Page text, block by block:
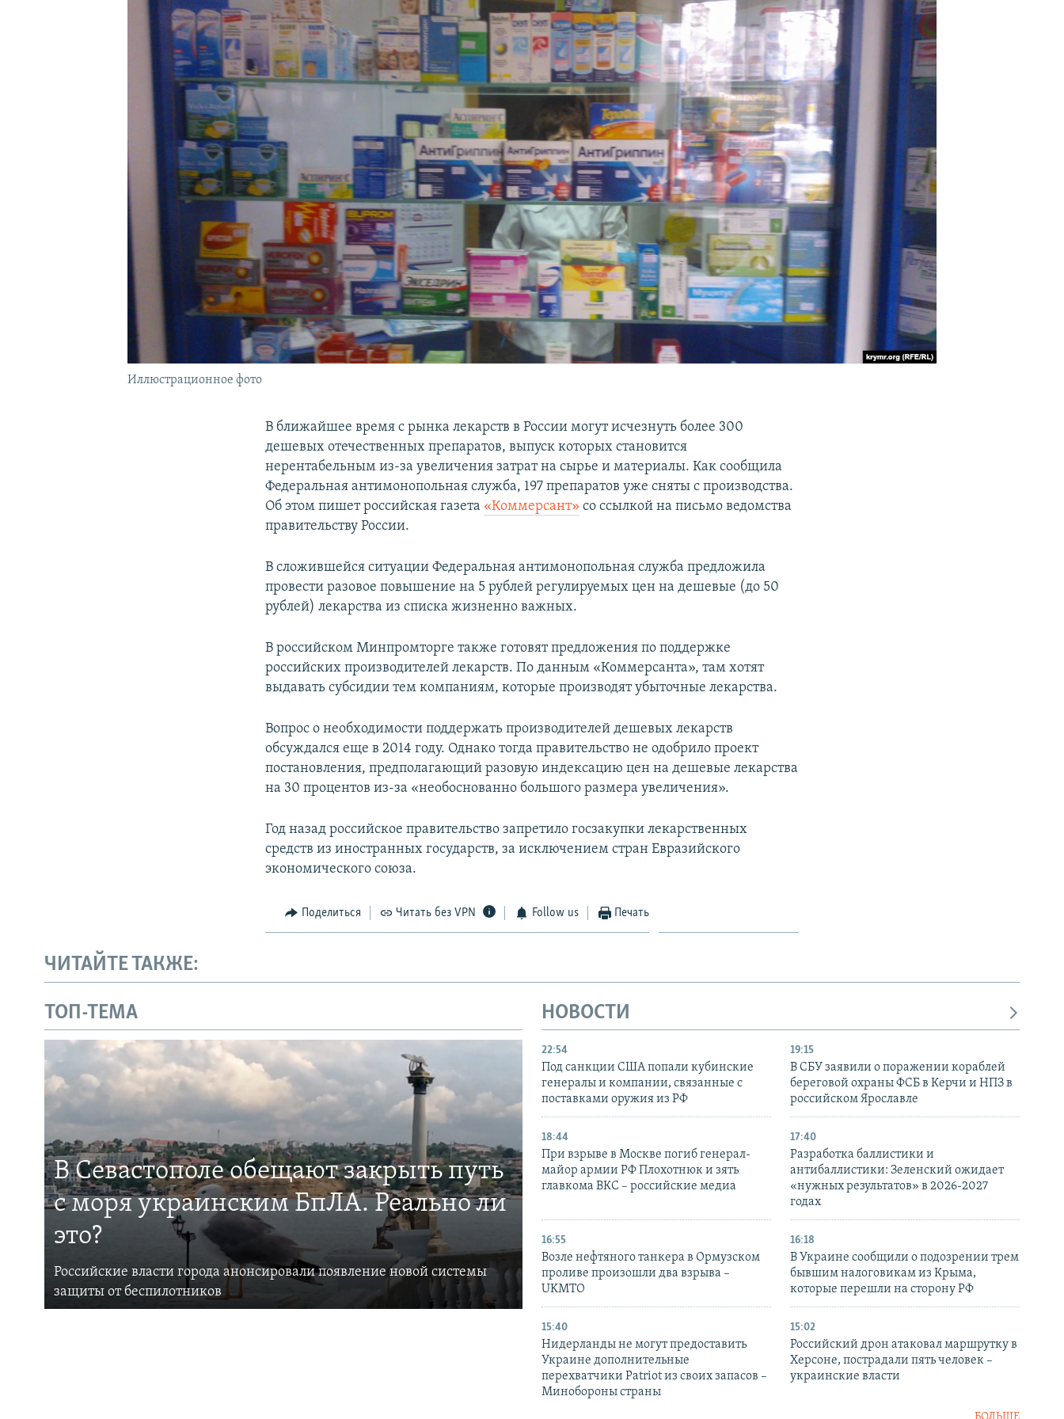
Иллюстрационное фото
В ближайшее время с рынка лекарств в России могут исчезнуть более 300
дешевых отечественных препаратов, выпуск которых становится
нерентабельным из-за увеличения затрат на сырье и материалы. Как сообщила
Федеральная антимонопольная служба, 197 препаратов уже сняты с производства.
Об этом пишет российская газета «Коммерсант» со ссылкой на письмо ведомства
правительству России.
В сложившейся ситуации Федеральная антимонопольная служба предложила
провести разовое повышение на 5 рублей регулируемых цен на дешевые (до 50
рублей) лекарства из списка жизненно важных.
В российском Минпромторге также готовят предложения по поддержке
российских производителей лекарств. По данным «Коммерсанта», там хотят
выдавать субсидии тем компаниям, которые производят убыточные лекарства.
Вопрос о необходимости поддержать производителей дешевых лекарств
обсуждался еще в 2014 году. Однако тогда правительство не одобрило проект
постановления, предполагающий разовую индексацию цен на дешевые лекарства
на 30 процентов из-за «необоснованно большого размера увеличения».
Год назад российское правительство запретило госзакупки лекарственных
средств из иностранных государств, за исключением стран Евразийского
экономического союза.
Поделиться Читать без VPN Follow us Печать
ЧИТАЙТЕ ТАКЖЕ:
ТОП-ТЕМА
В Севастополе обещают закрыть путь
с моря украинским БпЛА. Реально ли
это?
Российские власти города анонсировали появление новой системы
защиты от беспилотников
НОВОСТИ
22:54
Под санкции США попали кубинские
генералы и компании, связанные с
поставками оружия из РФ
19:15
В СБУ заявили о поражении кораблей
береговой охраны ФСБ в Керчи и НПЗ в
российском Ярославле
18:44
При взрыве в Москве погиб генерал-
майор армии РФ Плохотнюк и зять
главкома ВКС – российские медиа
17:40
Разработка баллистики и
антибаллистики: Зеленский ожидает
«нужных результатов» в 2026-2027
годах
16:55
Возле нефтяного танкера в Ормузском
проливе произошли два взрыва –
UKMTO
16:18
В Украине сообщили о подозрении трем
бывшим налоговикам из Крыма,
которые перешли на сторону РФ
15:40
Нидерланды не могут предоставить
Украине дополнительные
перехватчики Patriot из своих запасов –
Минобороны страны
15:02
Российский дрон атаковал маршрутку в
Херсоне, пострадали пять человек –
украинские власти